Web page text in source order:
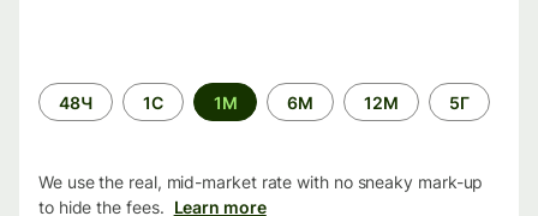
Time
period
48Ч 1С 1М 6М 12М 5Г
We use the real, mid-market rate with no sneaky mark-up
to hide the fees. Learn more